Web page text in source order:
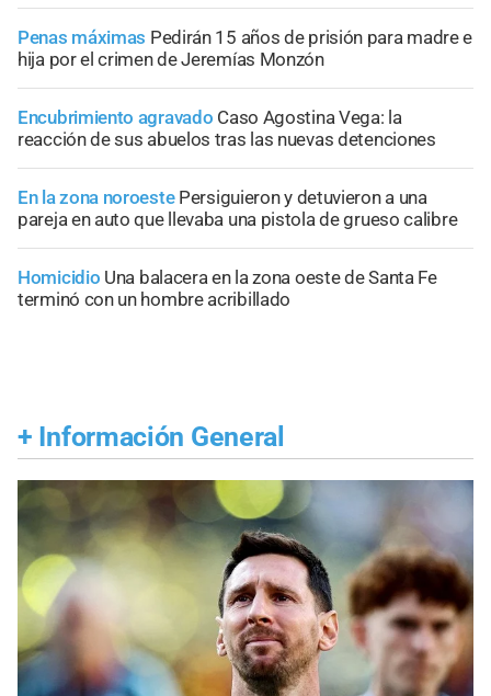
Penas máximas Pedirán 15 años de prisión para madre e
hija por el crimen de Jeremías Monzón
Encubrimiento agravado Caso Agostina Vega: la
reacción de sus abuelos tras las nuevas detenciones
En la zona noroeste Persiguieron y detuvieron a una
pareja en auto que llevaba una pistola de grueso calibre
Homicidio Una balacera en la zona oeste de Santa Fe
terminó con un hombre acribillado
+ Información General